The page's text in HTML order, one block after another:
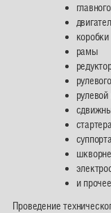
рамы
и прочее.
Проведение